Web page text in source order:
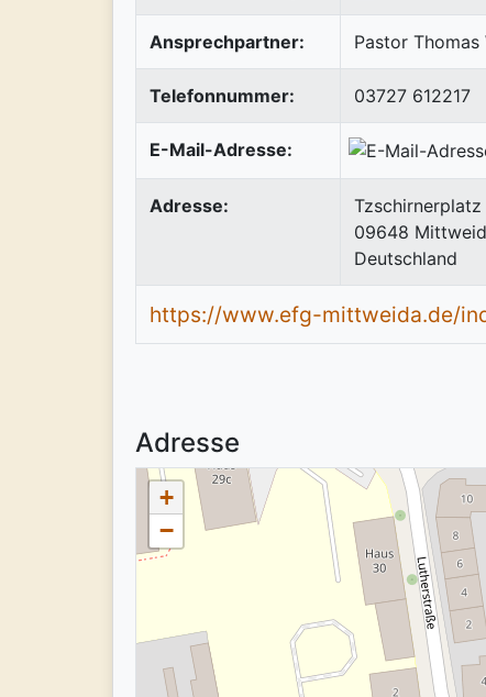
Ansprechpartner: Pastor Thomas
Telefonnummer: 03727 612217
E-Mail-Adresse:
Adresse:
Tzschirnerplatz
09648
Deutschland
https://www.efg-mittweida.de/
Adresse
+
−